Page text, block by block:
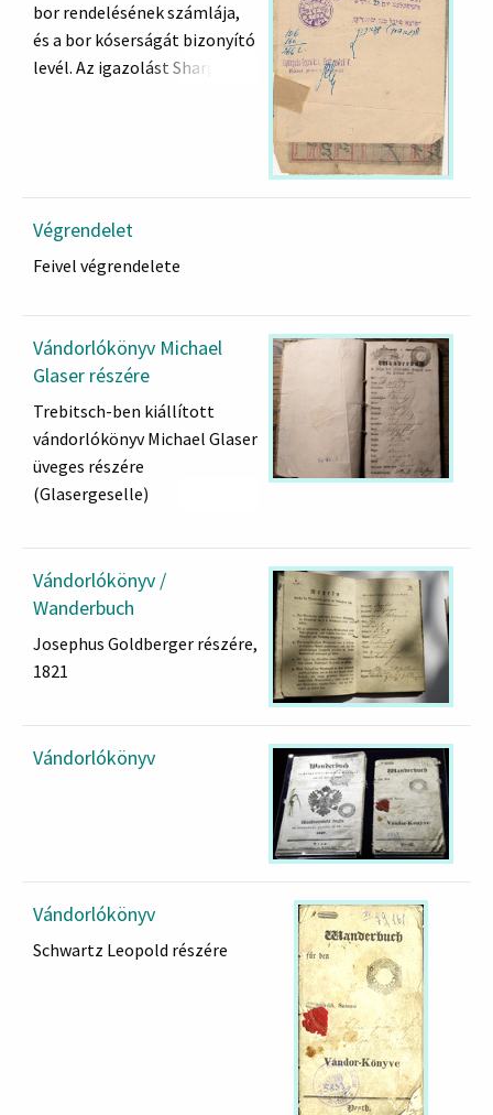
bor rendelésének számlája,
és a bor kóserságát bizonyító
levél. Az igazolást Sharga
Végrendelet
Feivel végrendelete
Vándorlókönyv Michael
Glaser részére
Trebitsch-ben kiállított
vándorlókönyv Michael Glaser
üveges részére
(Glasergeselle)
Trebitsch 1839
Alt-Ofen, 1841
Pressburg 1841
Lugos 1844
Vándorlókönyv /
Wanderbuch
Josephus Goldberger részére,
1821
Vándorlókönyv
Vándorlókönyv
Schwartz Leopold részére